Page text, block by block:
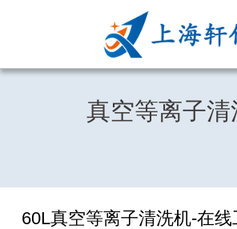
真空等离子清
60L真空等离子清洗机-在